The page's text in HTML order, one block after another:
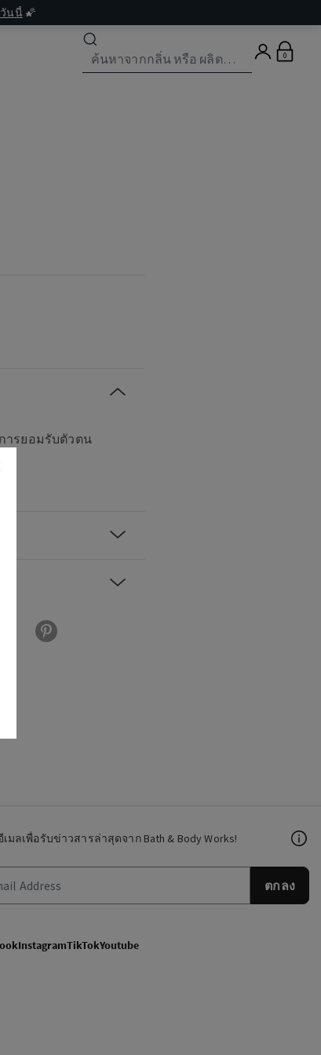
วันนี้ 🌠
0
ารยอมรับตัวตน
เมลเพื่อรับข่าวสารล่าสุดจาก Bath & Body Works!
ตกลง
InstagramTikTokYoutube